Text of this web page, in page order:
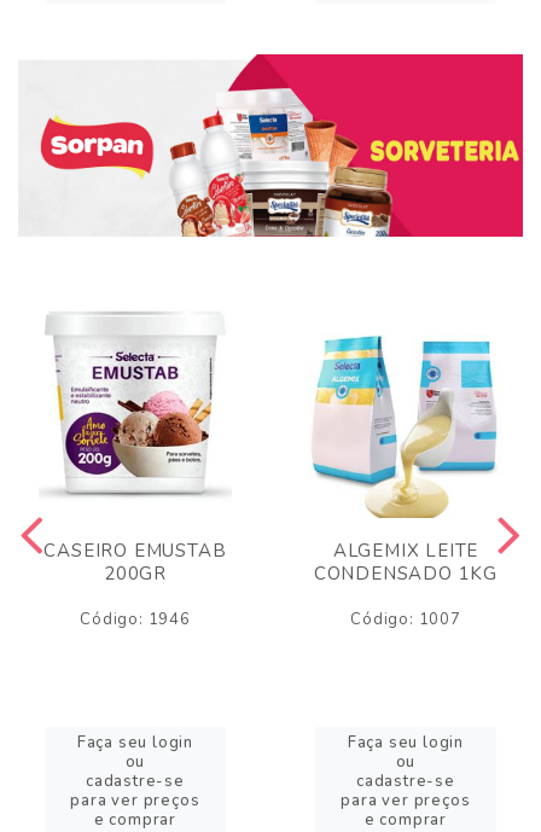
CASEIRO EMUSTAB
200GR
Código: 1946
Faça seu login
ou
cadastre-se
para ver preços
e comprar
ALGEMIX LEITE
CONDENSADO 1KG
Código: 1007
Faça seu login
ou
cadastre-se
para ver preços
e comprar